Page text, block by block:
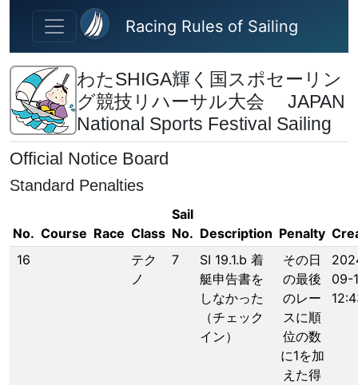
Skip to main content
Racing Rules of Sailing
わたSHIGA輝く国スポセーリン
グ競技リハーサル大会 JAPAN
National Sports Festival Sailing
Official Notice Board
Standard Penalties
No. Course Race Class
Sail
No. Description Penalty
16
テク
ノ
7
SI 19.1.b 着
艇申告書を
しなかった
（チェック
イン）
その日
の最後
のレー
スに順
位の数
に1を加
えた得
09-